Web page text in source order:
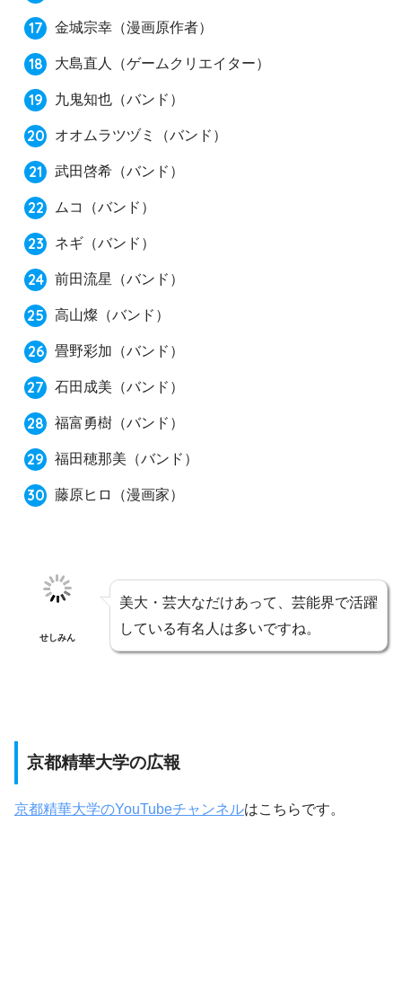
金城宗幸 （漫画原作者）
大島直人 （ゲームクリエイター）
九鬼知也 （バンド）
オオムラツヅミ （バンド）
武田啓希 （バンド）
ムコ （バンド）
ネギ （バンド）
前田流星 （バンド）
高山燦 （バンド）
畳野彩加 （バンド）
石田成美 （バンド）
福富勇樹 （バンド）
福田穂那美 （バンド）
藤原ヒロ （漫画家）
せしみん
美大・芸大なだけあって、芸能界で活躍
している有名人は多いですね。
京都精華大学の広報
京都精華大学のYouTubeチャンネルはこちらです。